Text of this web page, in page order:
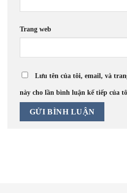
Trang web
Lưu tên của tôi, email, và
này cho lần bình luận kế tiếp của